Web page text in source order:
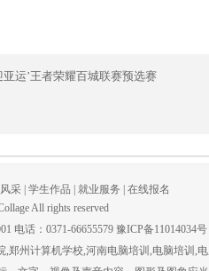
运’王者荣耀百城联赛预选赛
采 学生作品 就业服务
在线报名
All rights reserved
电话：0371-66655579 豫ICP备11014034号
郑州计算机学校,河南电脑培训,电脑培训,